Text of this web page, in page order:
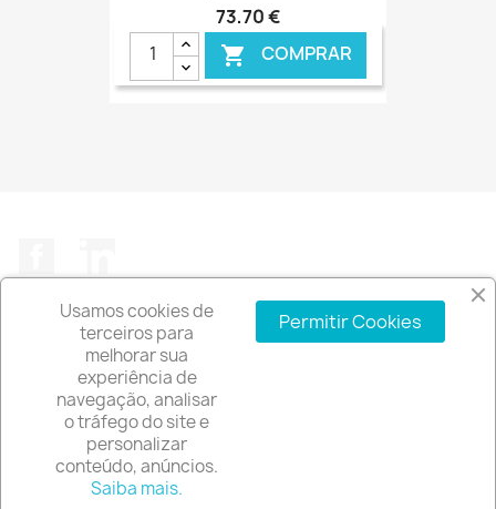
73,70 €
 COMPRAR
A EMPRESA
INFORMAÇÃO DA LOJA
© 2026 - Software de comércio eletrónico por
Usamos cookies de
terceiros para
melhorar sua
experiência de
navegação, analisar
o tráfego do site e
personalizar
conteúdo, anúncios.
Saiba mais.
Permitir Cookies